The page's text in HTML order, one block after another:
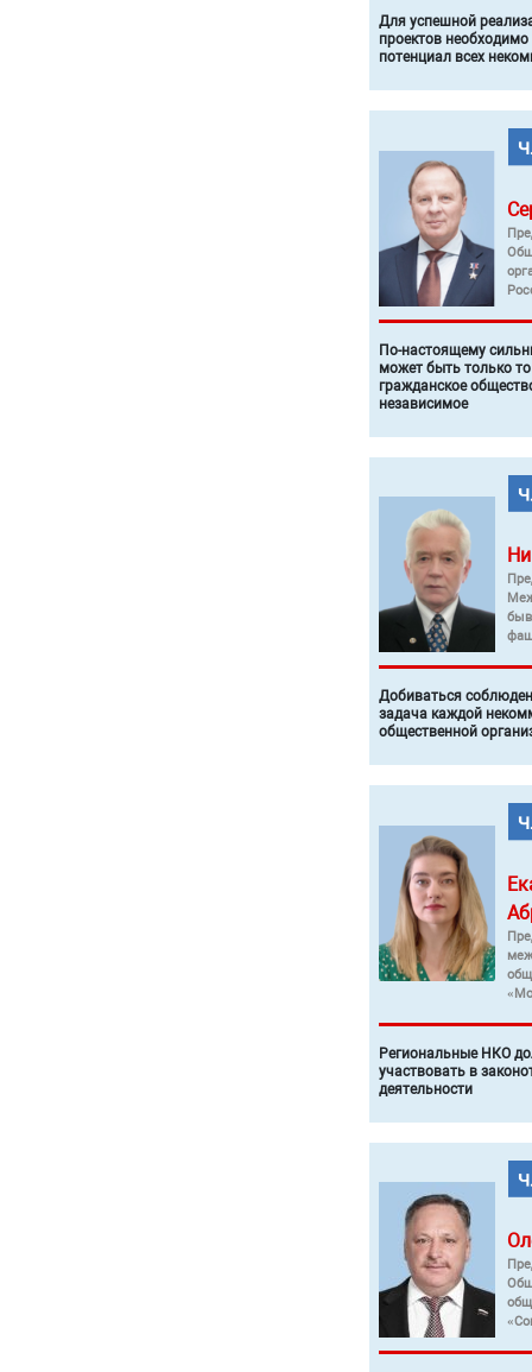
Для успешной
проектов
потенциал всех
По-настоящему
может быть только
гражданское
независимое
Добиваться
задача каждой
общественной
Региональные НКО
участвовать в
деятельности